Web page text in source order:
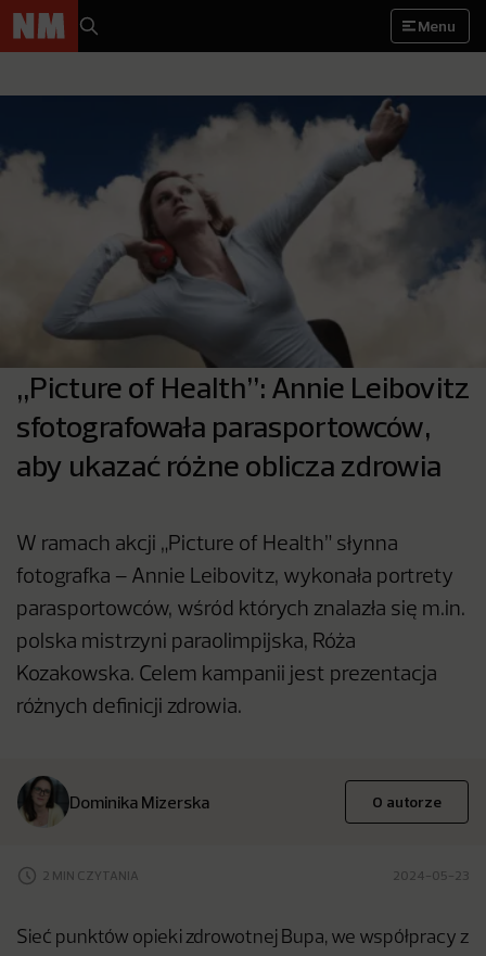
Menu
„Picture of Health”: Annie Leibovitz
sfotografowała parasportowców,
aby ukazać różne oblicza zdrowia
W ramach akcji „Picture of Health” słynna
fotografka – Annie Leibovitz, wykonała portrety
parasportowców, wśród których znalazła się m.in.
polska mistrzyni paraolimpijska, Róża
Kozakowska. Celem kampanii jest prezentacja
różnych definicji zdrowia.
Dominika Mizerska O autorze
2 MIN CZYTANIA 2024-05-23
Sieć punktów opieki zdrowotnej Bupa, we współpracy z